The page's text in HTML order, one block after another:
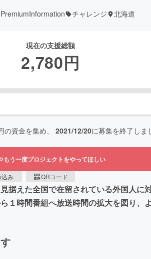
チャレンジ 北海道
現在の支援総額
2,780円
の資金を集め、 2021/12/20に募集を終了しま
もう一度プロジェクトをやってほしい
み QRコード
据えた全国で在留されている外国人
時間番組へ放送時間の拡大を図り、